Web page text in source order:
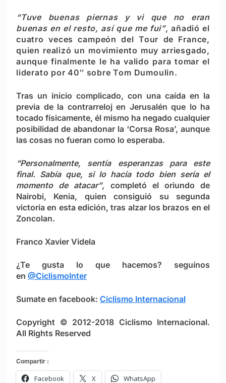
“Tuve buenas piernas y vi que no eran
buenas en el resto, así que me fui”, añadió el
cuatro veces campeón del Tour de France,
quien realizó un movimiento muy arriesgado,
aunque finalmente le ha valido para tomar el
liderato por 40″ sobre Tom Dumoulin.
Tras un inicio complicado, con una caída en la
previa de la contrarreloj en Jerusalén que lo ha
tocado físicamente, él mismo ha negado cualquier
posibilidad de abandonar la ‘Corsa Rosa’, aunque
las cosas no fueran como lo esperaba.
“Personalmente, sentía esperanzas para este
final. Sabía que, si lo hacía todo bien sería el
momento de atacar”, completó el oriundo de
Nairobi, Kenia, quien consiguió su segunda
victoria en esta edición, tras alzar los brazos en el
Zoncolan.
Franco Xavier Videla
¿Te gusta lo que hacemos? seguínos
en @CiclismoInter
Sumate en facebook: Ciclismo Internacional
Copyright © 2012-2018 Ciclismo Internacional.
All Rights Reserved
Compartir :
Facebook X WhatsApp